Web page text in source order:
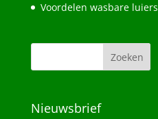
Voordelen wasbare luiers
Nieuwsbrief